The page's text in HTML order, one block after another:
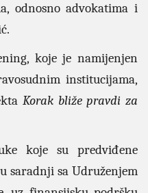
odnosno advokatima i
koje je namijenjen
institucijama,
Korak bliže pravdi za
koje su predviđene
saradnji sa Udruženjem